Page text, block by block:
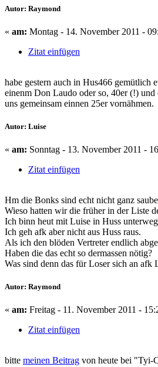
Autor: Raymond
« am: Montag - 14. November 2011 -
Zitat einfügen
habe gestern auch in Hus466 gemütlich
einenm Don Laudo oder so, 40er (!)
uns gemeinsam einnen 25er vornähmen.
Autor: Luise
« am: Sonntag - 13. November 2011 -
Zitat einfügen
Hm die Bonks sind echt nicht ganz
Wieso hatten wir die früher in der Liste
Ich binn heut mit Luise in Huss
Ich geh afk aber nicht aus Huss raus.
Als ich den blöden Vertreter endlich
Haben die das echt so dermassen nötig?
Was sind denn das für Loser sich an afk
Autor: Raymond
« am: Freitag - 11. November 2011 -
Zitat einfügen
bitte meinen Beitrag von heute bei "Tyi-